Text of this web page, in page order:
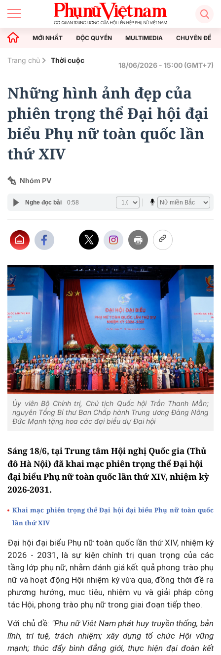
MỚI NHẤT ĐỘC QUYỀN MULTIMEDIA CHUYÊN ĐỀ
Trang chủ Thời cuộc
18/06/2026 - 15:00 (GMT+7)
Những hình ảnh đẹp của
phiên trọng thể Đại hội đại
biểu Phụ nữ toàn quốc lần
thứ XIV
Nhóm PV
Nghe đọc bài 0:58
Ủy viên Bộ Chính trị, Chủ tịch Quốc hội Trần Thanh Mẫn;
nguyên Tổng Bí thư Ban Chấp hành Trung ương Đảng Nông
Đức Mạnh tặng hoa các đại biểu dự Đại hội
Sáng 18/6, tại Trung tâm Hội nghị Quốc gia (Thủ
đô Hà Nội) đã khai mạc phiên trọng thể Đại hội
đại biểu Phụ nữ toàn quốc lần thứ XIV, nhiệm kỳ
2026-2031.
Khai mạc phiên trọng thể Đại hội đại biểu Phụ nữ toàn quốc
lần thứ XIV
Đại hội đại biểu Phụ nữ toàn quốc lần thứ XIV, nhiệm kỳ
2026 - 2031, là sự kiện chính trị quan trọng của các
tầng lớp phụ nữ, nhằm đánh giá kết quả phong trào phụ
nữ và hoạt động Hội nhiệm kỳ vừa qua, đồng thời đề ra
phương hướng, mục tiêu, nhiệm vụ và giải pháp công
tác Hội, phong trào phụ nữ trong giai đoạn tiếp theo.
Với chủ đề: "Phụ nữ Việt Nam phát huy truyền thống, bản
lĩnh, trí tuệ, trách nhiệm; xây dựng tổ chức Hội vững
mạnh; thúc đẩy bình đẳng giới, thực hiện đại đoàn kết